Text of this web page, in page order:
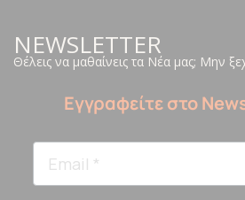
NEWSLETTER
Θέλεις να μαθαίνεις τα Νέα μας; Μην
Εγγραφείτε στο